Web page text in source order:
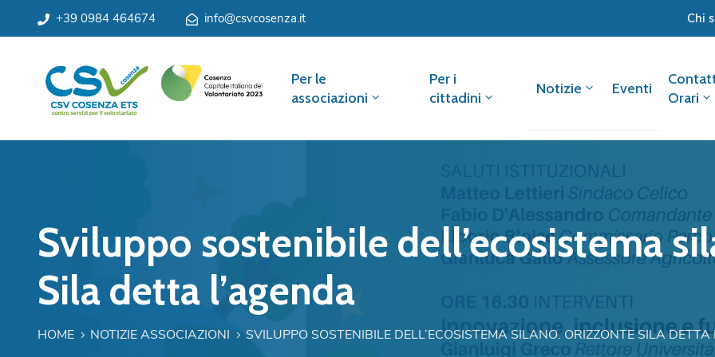
+39 0984 464674 info@csvcosenza.it Chi
Per le
associazioni
Per i
cittadini
Notizie Eventi
Orari
Sviluppo sostenibile dell’ecosistema
Sila detta l’agenda
HOME NOTIZIE ASSOCIAZIONI SVILUPPO SOSTENIBILE DELL’ECOSISTEMA SILANO. ORIZZONTE SILA DETTA